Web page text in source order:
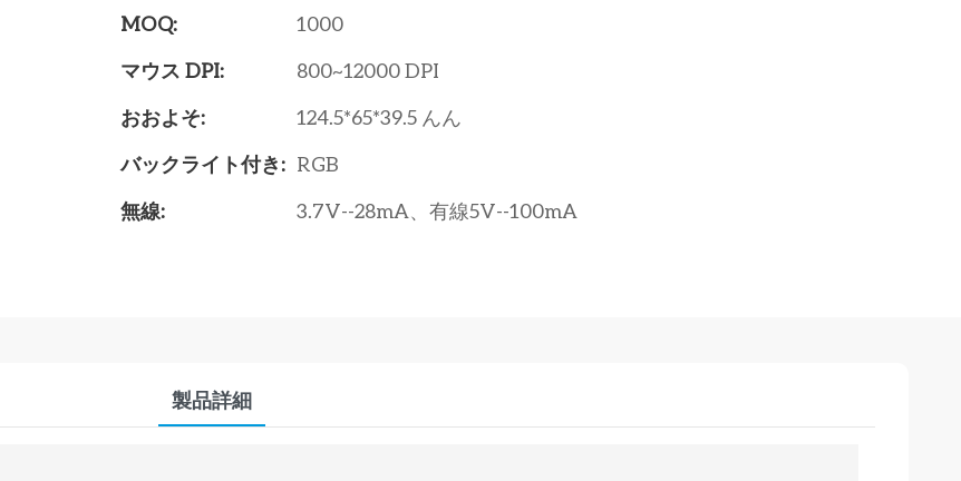
MOQ:
1000
マウス DPI:
800~12000 DPI
おおよそ:
124.5*65*39.5 んん
バックライト付き: RGB
無線:
3.7V--28mA、有線5V--100mA
製品詳細